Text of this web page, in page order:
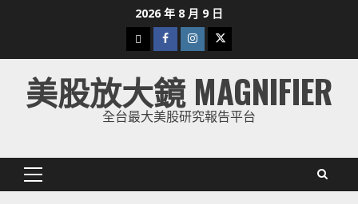
2026 年 8 月 9 日
下
載
美
股
Facebook
Instagram
Twitter
美股放大鏡 MAGNIFIER
全台最大美股研究報告平台
Primary